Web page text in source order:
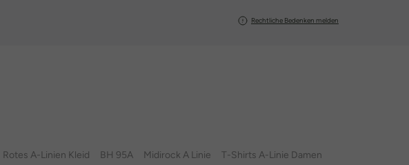
Rechtliche Bedenken melden
Rotes A-Linien Kleid BH 95A Midirock A Linie
T-Shirts A-Linie Damen